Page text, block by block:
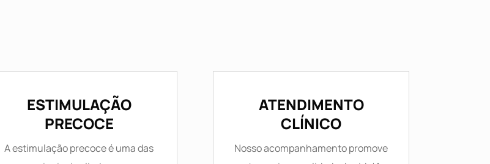
ESTIMULAÇÃO
PRECOCE
A estimulação precoce é uma das
ATENDIMENTO
CLÍNICO
Nosso acompanhamento promove